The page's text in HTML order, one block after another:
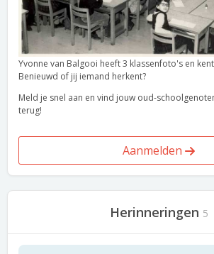
Yvonne van Balgooi heeft 3 klassenfoto's en
Benieuwd of jij iemand herkent?
Meld je snel aan en vind jouw oud-
terug!
Aanmelden
Herinneringen 5